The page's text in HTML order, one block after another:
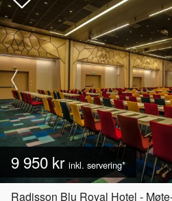
9 950 kr inkl. servering*
Radisson Blu Royal Hotel -